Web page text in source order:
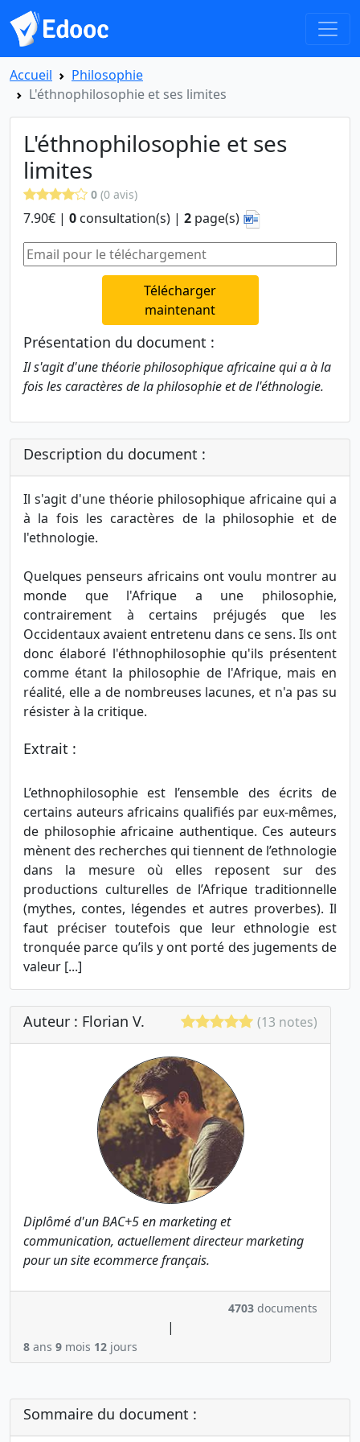
Accueil
Philosophie
L'éthnophilosophie et ses limites
L'éthnophilosophie et ses
limites
0 (0 avis)
7.90€ | 0 consultation(s) | 2 page(s)
Télécharger
maintenant
Présentation du document :
Il s'agit d'une théorie philosophique africaine qui a à la
fois les caractères de la philosophie et de l'éthnologie.
Description du document :
Il s'agit d'une théorie philosophique africaine qui a
à la fois les caractères de la philosophie et de
l'ethnologie.
Quelques penseurs africains ont voulu montrer au
monde que l'Afrique a une philosophie,
contrairement à certains préjugés que les
Occidentaux avaient entretenu dans ce sens. Ils ont
donc élaboré l'éthnophilosophie qu'ils présentent
comme étant la philosophie de l'Afrique, mais en
réalité, elle a de nombreuses lacunes, et n'a pas su
résister à la critique.
Extrait :
L’ethnophilosophie est l’ensemble des écrits de
certains auteurs africains qualifiés par eux-mêmes,
de philosophie africaine authentique. Ces auteurs
mènent des recherches qui tiennent de l’ethnologie
dans la mesure où elles reposent sur des
productions culturelles de l’Afrique traditionnelle
(mythes, contes, légendes et autres proverbes). Il
faut préciser toutefois que leur ethnologie est
tronquée parce qu’ils y ont porté des jugements de
valeur [...]
Auteur : Florian V. (13 notes)
Diplômé d'un BAC+5 en marketing et
communication, actuellement directeur marketing
pour un site ecommerce français.
4703 documents
|
8 ans 9 mois 12 jours
Sommaire du document :